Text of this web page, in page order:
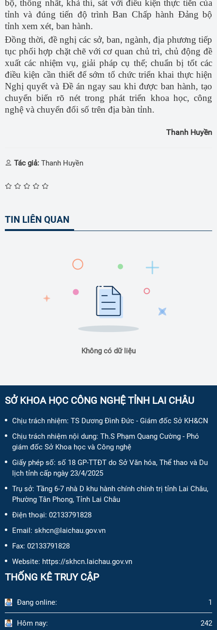
bộ, thống nhất, khả thi, sát với điều kiện thực tiễn của
tỉnh và đúng tiến độ trình Ban Chấp hành Đảng bộ
tỉnh xem xét, ban hành.
Đồng thời, đề nghị các sở, ban, ngành, địa phương tiếp
tục phối hợp chặt chẽ với cơ quan chủ trì, chủ động đề
xuất các nhiệm vụ, giải pháp cụ thể; chuẩn bị tốt các
điều kiện cần thiết để sớm tổ chức triển khai thực hiện
Nghị quyết và Đề án ngay sau khi được ban hành, tạo
chuyển biến rõ nét trong phát triển khoa học, công
nghệ và chuyển đổi số trên địa bàn tỉnh.
Thanh Huyền
Tác giả: Thanh Huyền
TIN LIÊN QUAN
Không có dữ liệu
SỞ KHOA HỌC CÔNG NGHỆ TỈNH LAI CHÂU
Chịu trách nhiệm: TS Dương Đình Đức - Giám đốc Sở KH&CN
Chịu trách nhiệm nội dung: Th.S Phạm Quang Cường - Phó
giám đốc Sở Khoa học và Công nghệ
Giấy phép số: số 18 GP-TTĐT do Sở Văn hóa, Thể thao và Du
lịch tỉnh cấp ngày 23/4/2025
Trụ sở: Tầng 6-7 nhà D khu hành chính chính trị tỉnh Lai Châu,
Phường Tân Phong, Tỉnh Lai Châu
Điện thoại: 02133791828
Email: skhcn@laichau.gov.vn
Fax: 02133791828
Website: https://skhcn.laichau.gov.vn
THỐNG KÊ TRUY CẬP
Đang online: 1
Hôm nay: 242